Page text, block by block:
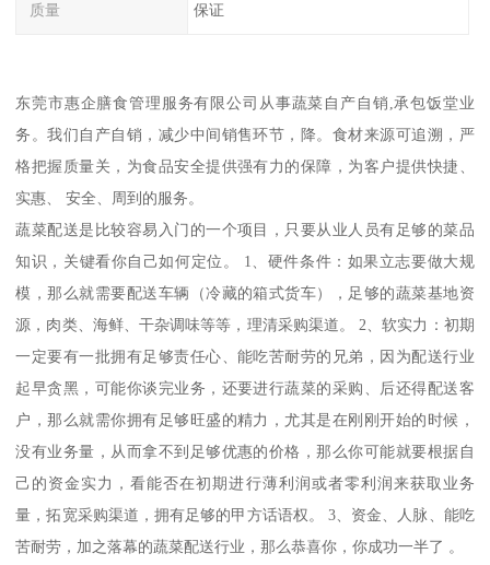
质量 保证
东莞市惠企膳食管理服务有限公司从事蔬菜自产自销,承包饭堂业
务。我们自产自销，减少中间销售环节，降。食材来源可追溯，严
格把握质量关，为食品安全提供强有力的保障，为客户提供快捷、
实惠、 安全、周到的服务。
蔬菜配送是比较容易入门的一个项目，只要从业人员有足够的菜品
知识，关键看你自己如何定位。 1、硬件条件：如果立志要做大规
模，那么就需要配送车辆（冷藏的箱式货车），足够的蔬菜基地资
源，肉类、海鲜、干杂调味等等，理清采购渠道。 2、软实力：初期
一定要有一批拥有足够责任心、能吃苦耐劳的兄弟，因为配送行业
起早贪黑，可能你谈完业务，还要进行蔬菜的采购、后还得配送客
户，那么就需你拥有足够旺盛的精力，尤其是在刚刚开始的时候，
没有业务量，从而拿不到足够优惠的价格，那么你可能就要根据自
己的资金实力，看能否在初期进行薄利润或者零利润来获取业务
量，拓宽采购渠道，拥有足够的甲方话语权。 3、资金、人脉、能吃
苦耐劳，加之落幕的蔬菜配送行业，那么恭喜你，你成功一半了 。